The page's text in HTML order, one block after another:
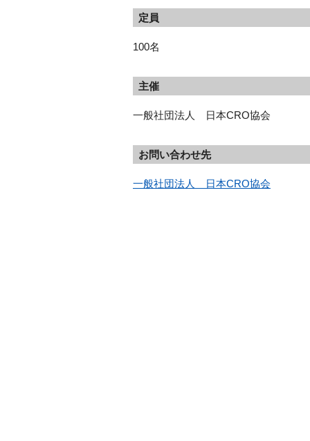
定員
100名
主催
一般社団法人 日本CRO協会
お問い合わせ先
一般社団法人　日本CRO協会